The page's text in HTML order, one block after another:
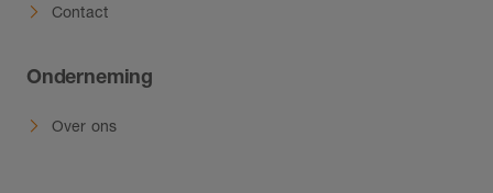
Contact
Onderneming
Over ons